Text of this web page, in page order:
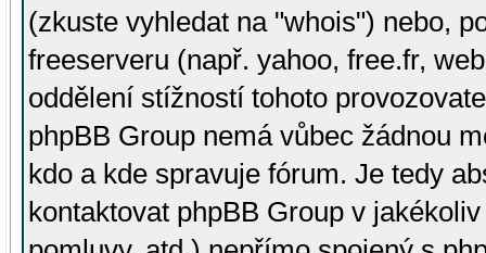
(zkuste vyhledat na "whois") nebo,
freeserveru (např. yahoo, free.fr,
oddělení stížností tohoto
phpBB Group nemá vůbec žádnou
kdo a kde spravuje fórum. Je tedy
kontaktovat phpBB Group v